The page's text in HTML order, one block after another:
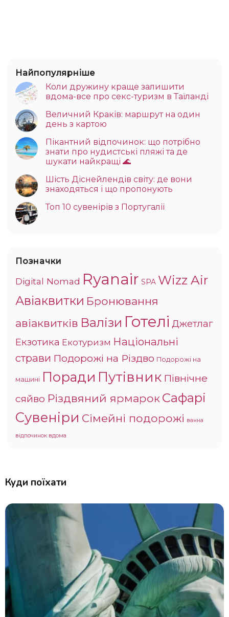
Найпопулярніше
Коли дружину краще залишити
вдома-все про секс-туризм в Таїланді
Величний Краків: маршрут на один
день з картою
Пікантний відпочинок: що потрібно
знати про нудистські пляжі та де
шукати найкращі 🌊
Шість Діснейлендів світу: де вони
знаходяться і що пропонують
Топ 10 сувенірів з Португалії
Позначки
Digital Nomad Ryanair SPA Wizz Air
Авіаквитки Бронювання
авіаквитків Валізи Готелі Джетлаг
Екзотика Екотуризм Національні
страви Подорожі на Різдво Подорожі на
машині Поради Путівник Північне
сяйво Різдвяний ярмарокСафарі
Сувеніри Сімейні подорожі ванна
відпочинок вдома
Куди поїхати